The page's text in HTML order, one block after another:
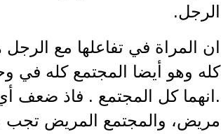
الرجل.
ان المراة في تفاعلها مع
كله وهو أيضا المجتمع كله في
.انهما كل المجتمع . فاذ ضعف
مريض، والمجتمع المريض تجب